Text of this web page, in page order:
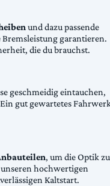
und dazu passende
garantieren.
die du brauchst.
geschmeidig eintauchen,
gut gewartetes
, um die Optik zu
hochwertigen
Kaltstart.